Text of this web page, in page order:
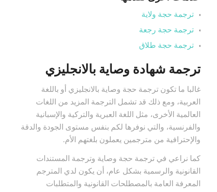
ترجمة حجة ولاية
ترجمة حجة رجعة
ترجمة حجة طلاق
ترجمة شهادة وصاية بالانجليزي
غالبا ما تكون ترجمة حجة وصاية بالانجليزي أو باللغة
العربية، ومع ذلك قد تشمل الترجمة المزيد من اللغات
العالمية الأخرى، مثل اللغة العبرية والتركية والإسبانية
والفرنسية، والتي نوفرها لكم بنفس مستوى الجودة والدقة
والإحترافية من مترجمين يعملون بلغتهم الأم.
كما نراعي في ترجمة حجة وصاية وترجمة المستندات
القانونية والرسمية بشكل عام، أن يكون لدي المترجم
المعرفة العامة بالمصطلحات القانونية والمتطلبات